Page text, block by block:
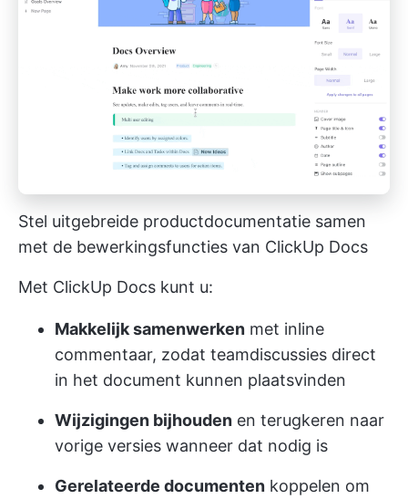
Stel uitgebreide productdocumentatie samen
met de bewerkingsfuncties van ClickUp Docs
Met ClickUp Docs kunt u:
Makkelijk samenwerken met inline
commentaar, zodat teamdiscussies direct
in het document kunnen plaatsvinden
Wijzigingen bijhouden en terugkeren naar
vorige versies wanneer dat nodig is
Gerelateerde documenten koppelen om